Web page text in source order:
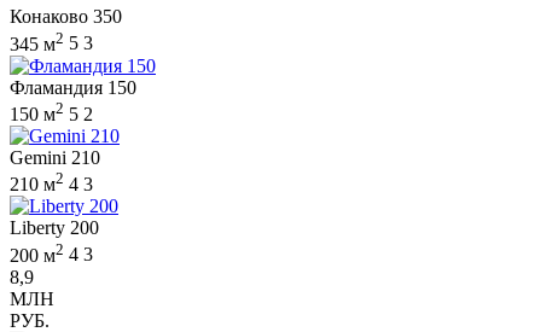
Конаково 350
345 м2 5 3
Фламандия 150
150 м2 5 2
Gemini 210
210 м2 4 3
Liberty 200
200 м2 4 3
8,9
МЛН
РУБ.